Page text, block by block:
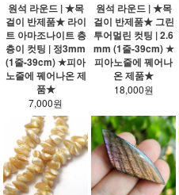
원석 라운드 | ★목
걸이 반제품★ 라이
트 아마조나이트 층
층이 컷팅 | 정3mm
(1줄-39cm) ★피아
노줄에 꿰어나온 제
품★
7,000원
원석 라운드 | ★목
걸이 반제품★ 그린
투어멀린 컷팅 | 2.6
mm (1줄-39cm) ★
피아노줄에 꿰어나
온 제품★
18,000원